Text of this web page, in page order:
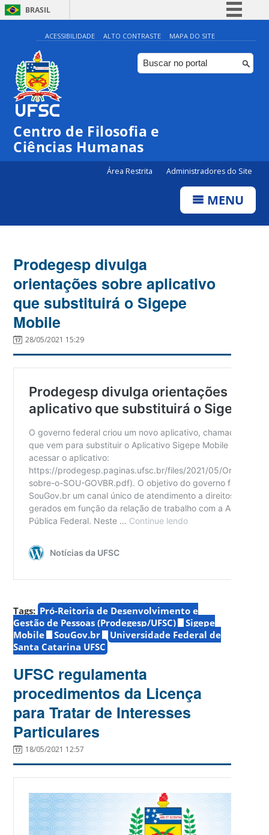
BRASIL
Simplifique!
Comunica BR
Participe
ACESSIBILIDADE ALTO CONTRASTE MAPA DO SITE
Centro de Filosofia e
Ciências Humanas
Área Restrita Administradores do Site
MENU
Prodegesp divulga
orientações sobre aplicativo
que substituirá o Sigepe
Mobile
28/05/2021 15:29
Tags: Pró-Reitoria de Desenvolvimento e
Gestão de Pessoas (Prodegesp/UFSC)
Sigepe
Mobile
SouGov.br
Universidade Federal de
Santa Catarina UFSC
UFSC regulamenta
procedimentos da Licença
para Tratar de Interesses
Particulares
18/05/2021 12:57